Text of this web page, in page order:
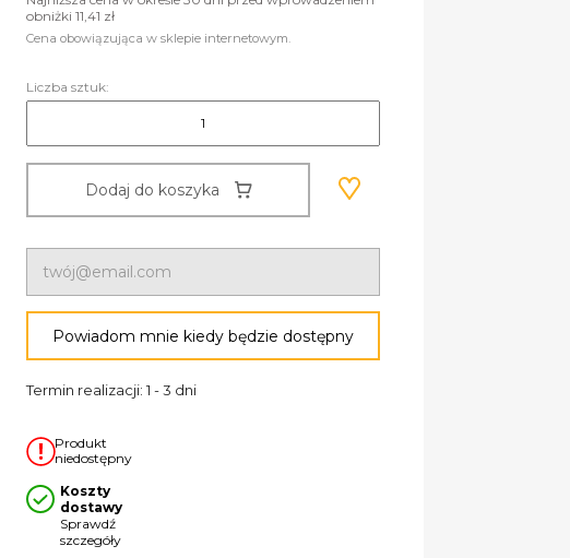
obniżki 11,41 zł
Cena obowiązująca w sklepie internetowym.
Liczba sztuk:
Dodaj do koszyka
Powiadom mnie kiedy będzie dostępny
Termin realizacji: 1 - 3 dni
Produkt
niedostępny
Koszty
dostawy
Sprawdź
szczegóły